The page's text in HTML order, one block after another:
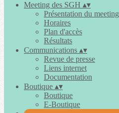
Meeting des SGH ▴▾
Présentation du meeting
Horaires
Plan d'accès
Résultats
Communications ▴▾
Revue de presse
Liens internet
Documentation
Boutique ▴▾
Boutique
E-Boutique